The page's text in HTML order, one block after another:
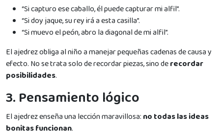
“Si capturo ese caballo, él puede capturar mi alfil”.
“Si doy jaque, su rey irá a esta casilla”.
“Si muevo el peón, abro la diagonal de mi alfil”.
El ajedrez obliga al niño a manejar pequeñas cadenas de causa y
efecto. No se trata solo de recordar piezas, sino derecordar
posibilidades.
3. Pensamiento lógico
El ajedrez enseña una lección maravillosa: no todas las ideas
bonitas funcionan.